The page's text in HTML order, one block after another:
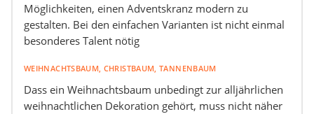
Möglichkeiten, einen Adventskranz modern zu
gestalten. Bei den einfachen Varianten ist nicht einmal
besonderes Talent nötig
WEIHNACHTSBAUM, CHRISTBAUM, TANNENBAUM
Dass ein Weihnachtsbaum unbedingt zur alljährlichen
weihnachtlichen Dekoration gehört, muss nicht näher